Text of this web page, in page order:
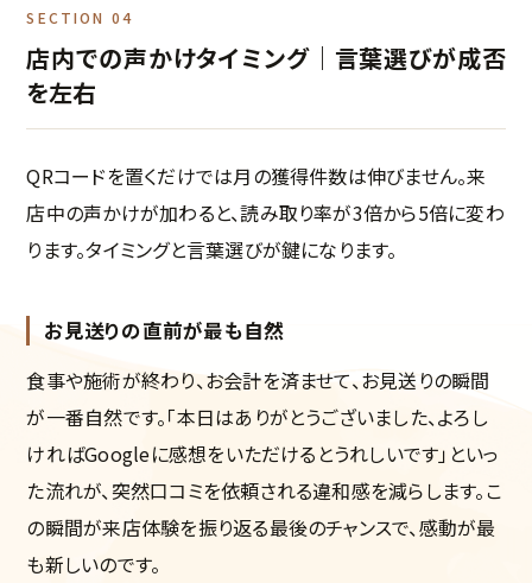
SECTION 04
店内での声かけタイミング｜言葉選びが成否
を左右
QRコードを置くだけでは月の獲得件数は伸びません。来
店中の声かけが加わると、読み取り率が3倍から5倍に変わ
ります。タイミングと言葉選びが鍵になります。
お見送りの直前が最も自然
食事や施術が終わり、お会計を済ませて、お見送りの瞬間
が一番自然です。「本日はありがとうございました、よろし
ければGoogleに感想をいただけるとうれしいです」といっ
た流れが、突然口コミを依頼される違和感を減らします。こ
の瞬間が来店体験を振り返る最後のチャンスで、感動が最
も新しいのです。